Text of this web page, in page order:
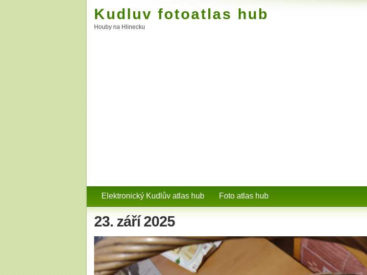
Kudluv fotoatlas hub
Houby na Hlinecku
Elektronický Kudlův atlas hub Foto atlas hub
23. září 2025